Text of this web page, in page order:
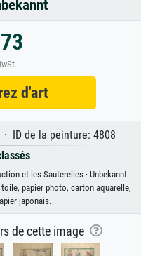
d'art
ID de la peinture: 4808
et les Sauterelles · Unbekannt
papier photo, carton aquarelle,
japonais.
de cette image